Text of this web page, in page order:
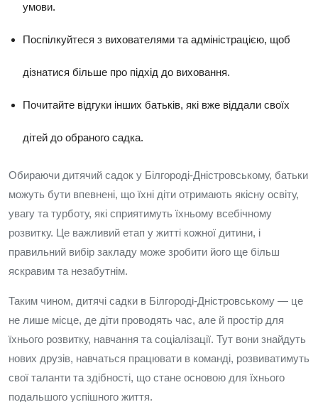
умови.
Поспілкуйтеся з вихователями та адміністрацією, щоб
дізнатися більше про підхід до виховання.
Почитайте відгуки інших батьків, які вже віддали своїх
дітей до обраного садка.
Обираючи дитячий садок у Білгороді-Дністровському, батьки
можуть бути впевнені, що їхні діти отримають якісну освіту,
увагу та турботу, які сприятимуть їхньому всебічному
розвитку. Це важливий етап у житті кожної дитини, і
правильний вибір закладу може зробити його ще більш
яскравим та незабутнім.
Таким чином, дитячі садки в Білгороді-Дністровському — це
не лише місце, де діти проводять час, але й простір для
їхнього розвитку, навчання та соціалізації. Тут вони знайдуть
нових друзів, навчаться працювати в команді, розвиватимуть
свої таланти та здібності, що стане основою для їхнього
подальшого успішного життя.